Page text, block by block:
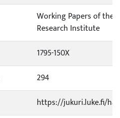
Working Papers of the
Research Institute
1795-150X
294
https://jukuri.luke.fi/